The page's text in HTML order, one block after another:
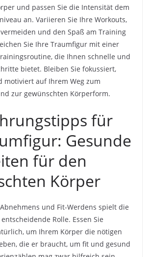
und passen Sie die Intensität dem
an. Variieren Sie Ihre Workouts,
und den Spaß am Training
Sie Ihre Traumfigur mit einer
die Ihnen schnelle und
bietet. Bleiben Sie fokussiert,
auf Ihrem Weg zum
zur gewünschten Körperform.
für
Gesunde
für den
Körper
und Fit-Werdens spielt die
Rolle. Essen Sie
um Ihrem Körper die nötigen
die er braucht, um fit und gesund